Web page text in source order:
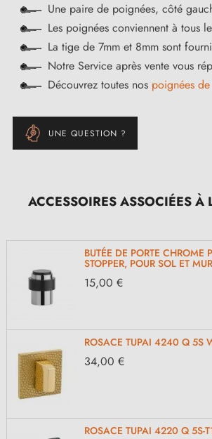
Une paire de poignées, côté
Les poignées conviennent à tous
La tige de 7mm et 8mm sont
Notre Service après vente vous
Découvrez toutes nos poignées
UNE QUESTION ?
ACCESSOIRES ASSOCIÉES À
BUTÉE DE PORTE CHROME
STOPPER, POUR SOL ET MUR
15,00 €
ROSACE TUPAI 4240 Q 5S
34,00 €
ROSACE TUPAI 4220 Q 5S-